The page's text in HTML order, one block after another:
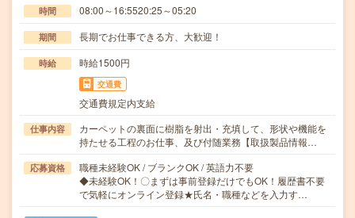
時間 08:00～16:5520:25～05:20
期間 長期でお仕事できる方、大歓迎！
時給 時給1500円
交通費
交通費規定内支給
仕事内容
カーペットの裏面に樹脂を射出・充填して、形状や機能を
持たせる工程のお仕事、及び付随業務【取扱製品情報…
応募資格
職種未経験OK / ブランクOK / 英語力不要
◆未経験OK！〇まずは事前登録だけでもOK！履歴書不要
で気軽にオンライン登録★氏名・職種などを入力す…